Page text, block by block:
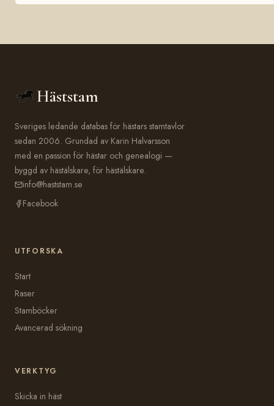
Häststam
Sveriges ledande databas för hästars stamtavlor
sedan 2006. Grundad av Karin Halvarsson
med en passion för hästar och genealogi —
byggd av hästälskare, för hästälskare.
info@haststam.se
Facebook
UTFORSKA
Start
Raser
Stamböcker
Avancerad sökning
VERKTYG
Skicka in häst